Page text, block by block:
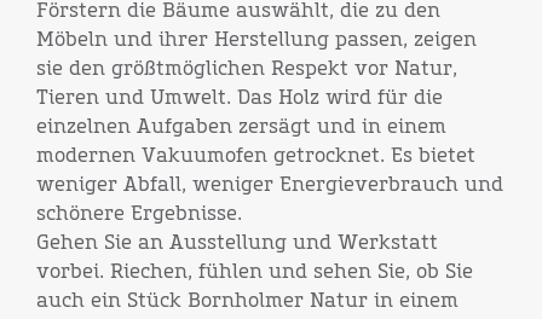
Förstern die Bäume auswählt, die zu den
Möbeln und ihrer Herstellung passen, zeigen
sie den größtmöglichen Respekt vor Natur,
Tieren und Umwelt. Das Holz wird für die
einzelnen Aufgaben zersägt und in einem
modernen Vakuumofen getrocknet. Es bietet
weniger Abfall, weniger Energieverbrauch und
schönere Ergebnisse.
Gehen Sie an Ausstellung und Werkstatt
vorbei. Riechen, fühlen und sehen Sie, ob Sie
auch ein Stück Bornholmer Natur in einem